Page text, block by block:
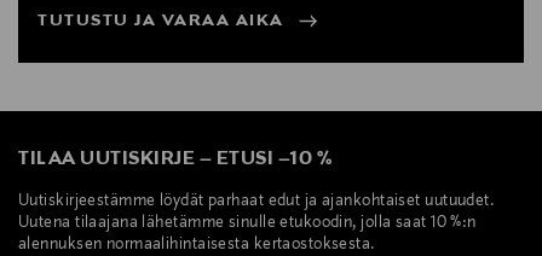
TUTUSTU JA VARAA AIKA
TILAA UUTISKIRJE – ETUSI –10 %
Uutiskirjeestämme löydät parhaat edut ja ajankohtaiset uutuudet.
Uutena tilaajana lähetämme sinulle etukoodin, jolla saat 10 %:n
alennuksen normaalihintaisesta kertaostoksesta.